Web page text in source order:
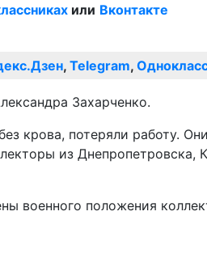
или Вконтакте
, Telegram,
Захарченко.
крова, потеряли работу.
из Днепропетровска,
положения